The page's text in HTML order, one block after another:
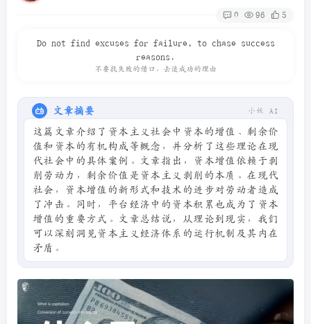
0 96 5
Do not find excuses for failure, to chase success
reasons.
不要找失败的借口，去追成功的理由
文章摘要 小妖 AI
这篇文章介绍了资本主义社会中资本的增值、剩余价
值和资本的有机构成等概念，并分析了这些理论在现
代社会中的具体案例。文章指出，资本增值依赖于剥
削劳动力，剩余价值是资本主义剥削的本质。在现代
社会，资本增值的新形式和技术的进步对劳动者造成
了冲击。同时，平台经济中的资本积累也成为了资本
增值的重要方式。文章总结说，从理论到现实，我们
可以深刻洞见资本主义经济体系的运行机制及其内在
矛盾。